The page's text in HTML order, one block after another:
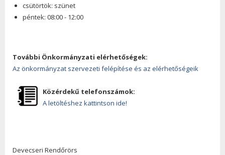
csütörtök: szünet
péntek: 08:00 - 12:00
További Önkormányzati elérhetőségek:
Az önkormányzat szervezeti felépítése és az elérhetőségeik
Közérdekű telefonszámok:
A letöltéshez kattintson ide!
Devecseri Rendőrörs